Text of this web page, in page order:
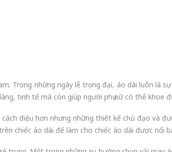
Trong những ngày lễ trọng đại, áo dài luôn là
tinh tế mà còn giúp người phụ nữ có thể khoe
điệu hơn nhưng những thiết kế chủ đạo và
chiếc áo dài để làm cho chiếc áo dài được nổi